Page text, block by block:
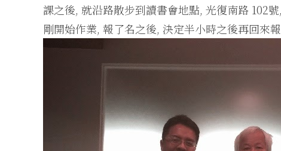
課之後, 就沿路散步到讀書會地點, 光復南路 102
剛開始作業, 報了名之後, 決定半小時之後再回來